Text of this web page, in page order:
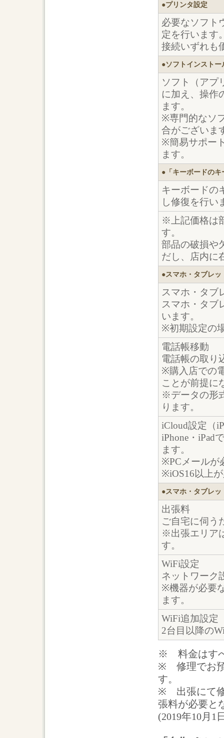
●プリンタ設定
必要なソフト
定を行います
接続いずれも
●ソフトインスト
ソフト（アプ
に加え、操作
ます。
※専門的なソ
合がございま
※簡易サポー
ます。
●「キーボードの
キーボードの
し修復を行い
※上記価格は
す。
部品の破損や
だし、店内に
●スマホ・タブレ
スマホ・タブ
スマホ・タブ
います。
※初期設定の
電話帳移動
電話帳の取り
※購入店での
ことが前提に
※データの形
ります。
iCloud設定（
iPhone・iPad
ます。
※PCメールが
※iOS16以上
●スマホ・タブレ
出張料
ご自宅に伺う
※出張エリア
す。
WiFi設定
ネットワーク
※機器が必要
ます。
WiFi追加設定
2台目以降の
※ 料金はす
※ 修理でお預
す。
※ 出張にて修
張料が必要と
(2019年10月1